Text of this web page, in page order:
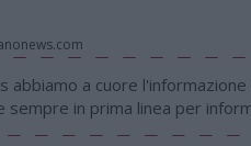
abbiamo a cuore
sempre in prima linea per